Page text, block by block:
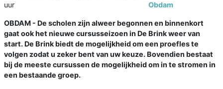
uur
Obdam
OBDAM - De scholen zijn alweer begonnen en binnenkort
gaat ook het nieuwe cursusseizoen in De Brink weer van
start. De Brink biedt de mogelijkheid om een proefles te
volgen zodat u zeker bent van uw keuze. Bovendien bestaat
bij de meeste cursussen de mogelijkheid om in te stromen in
een bestaande groep.